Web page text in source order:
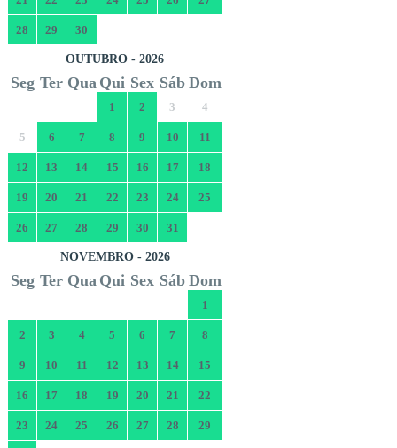
28 29 30
OUTUBRO - 2026
Seg Ter Qua Qui Sex Sáb Dom
1 2 3 4
5 6 7 8 9 10 11
12 13 14 15 16 17 18
19 20 21 22 23 24 25
26 27 28 29 30 31
NOVEMBRO - 2026
Seg Ter Qua Qui Sex Sáb Dom
1
2 3 4 5 6 7 8
9 10 11 12 13 14 15
16 17 18 19 20 21 22
23 24 25 26 27 28 29